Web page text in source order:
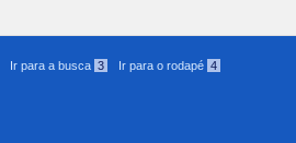
Ir para a busca 3 Ir para o rodapé 4